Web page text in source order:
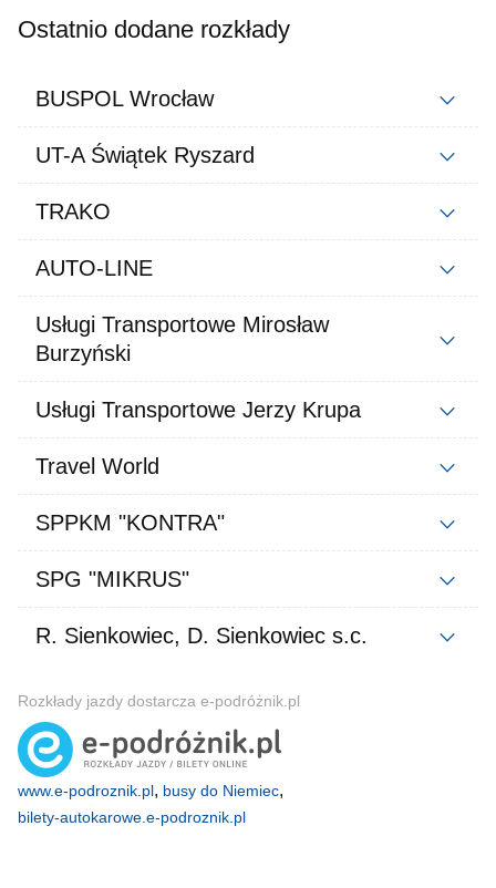
Ostatnio dodane rozkłady
BUSPOL Wrocław
UT-A Świątek Ryszard
TRAKO
AUTO-LINE
Usługi Transportowe Mirosław
Burzyński
Usługi Transportowe Jerzy Krupa
Travel World
SPPKM "KONTRA"
SPG "MIKRUS"
R. Sienkowiec, D. Sienkowiec s.c.
Rozkłady jazdy dostarcza e-podróżnik.pl
www.e-podroznik.pl, busy do Niemiec,
bilety-autokarowe.e-podroznik.pl